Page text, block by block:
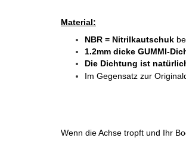
Material:
NBR = Nitrilkautschuk
1.2mm dicke GUMMI-
Die Dichtung ist
Im Gegensatz zur
Wenn die Achse tropft und Ihr